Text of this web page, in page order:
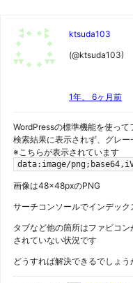
ktsuda103
(@ktsuda103)
1年、 6ヶ月前
WordPressの標準機能を使っ
検索結果に表示されず、グレ
※こちらが表示されています
data:image/
画像は48×48pxのPNG
サーチコンソールでインデッ
タブなど他の箇所はファビコ
されていない状況です
どうすれば解決できるでしょう